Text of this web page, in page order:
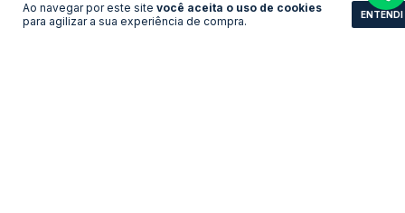
Ao navegar por este site você aceita o uso de cookies
para agilizar a sua experiência de compra.
ENTENDI